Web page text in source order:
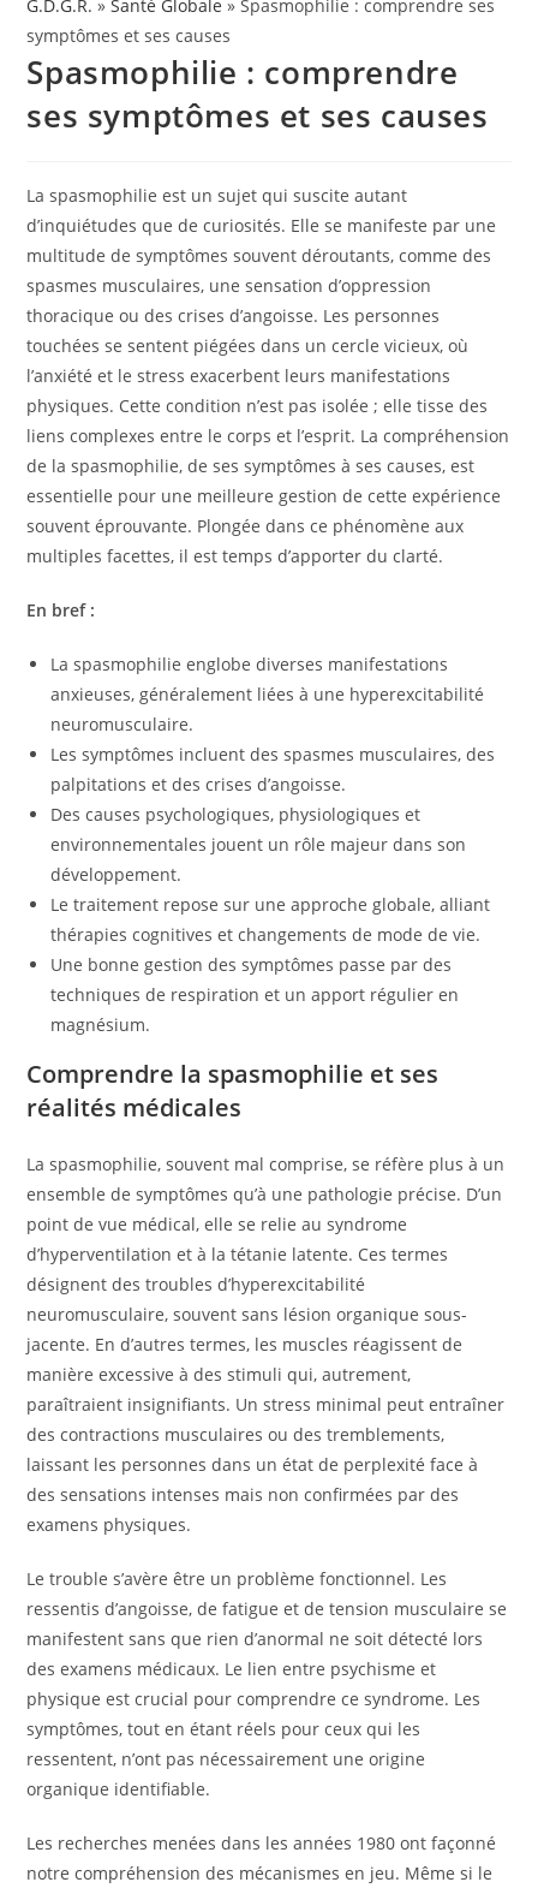
G.D.G.R. »Santé Globale » Spasmophilie : comprendre ses
symptômes et ses causes
Spasmophilie : comprendre
ses symptômes et ses causes
La spasmophilie est un sujet qui suscite autant
d’inquiétudes que de curiosités. Elle se manifeste par une
multitude de symptômes souvent déroutants, comme des
spasmes musculaires, une sensation d’oppression
thoracique ou des crises d’angoisse. Les personnes
touchées se sentent piégées dans un cercle vicieux, où
l’anxiété et le stress exacerbent leurs manifestations
physiques. Cette condition n’est pas isolée ; elle tisse des
liens complexes entre le corps et l’esprit. La compréhension
de la spasmophilie, de ses symptômes à ses causes, est
essentielle pour une meilleure gestion de cette expérience
souvent éprouvante. Plongée dans ce phénomène aux
multiples facettes, il est temps d’apporter du clarté.
En bref :
La spasmophilie englobe diverses manifestations
anxieuses, généralement liées à une hyperexcitabilité
neuromusculaire.
Les symptômes incluent des spasmes musculaires, des
palpitations et des crises d’angoisse.
Des causes psychologiques, physiologiques et
environnementales jouent un rôle majeur dans son
développement.
Le traitement repose sur une approche globale, alliant
thérapies cognitives et changements de mode de vie.
Une bonne gestion des symptômes passe par des
techniques de respiration et un apport régulier en
magnésium.
Comprendre la spasmophilie et ses
réalités médicales
La spasmophilie, souvent mal comprise, se réfère plus à un
ensemble de symptômes qu’à une pathologie précise. D’un
point de vue médical, elle se relie au syndrome
d’hyperventilation et à la tétanie latente. Ces termes
désignent des troubles d’hyperexcitabilité
neuromusculaire, souvent sans lésion organique sous-
jacente. En d’autres termes, les muscles réagissent de
manière excessive à des stimuli qui, autrement,
paraîtraient insignifiants. Un stress minimal peut entraîner
des contractions musculaires ou des tremblements,
laissant les personnes dans un état de perplexité face à
des sensations intenses mais non confirmées par des
examens physiques.
Le trouble s’avère être un problème fonctionnel. Les
ressentis d’angoisse, de fatigue et de tension musculaire se
manifestent sans que rien d’anormal ne soit détecté lors
des examens médicaux. Le lien entre psychisme et
physique est crucial pour comprendre ce syndrome. Les
symptômes, tout en étant réels pour ceux qui les
ressentent, n’ont pas nécessairement une origine
organique identifiable.
Les recherches menées dans les années 1980 ont façonné
notre compréhension des mécanismes en jeu. Même si le